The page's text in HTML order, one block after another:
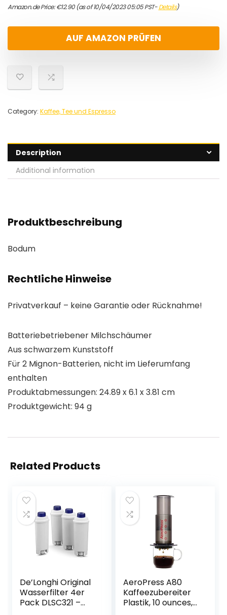
Amazon.de Price:€12.90(as of 10/04/2023 05:05 PST-Details)
AUF AMAZON PRÜFEN
Category: Kaffee, Tee und Espresso
Description
Additional information
Produktbeschreibung
Bodum
Rechtliche Hinweise
Privatverkauf – keine Garantie oder Rücknahme!
Batteriebetriebener Milchschäumer
Aus schwarzem Kunststoff
Für 2 Mignon-Batterien, nicht im Lieferumfang
enthalten
Produktabmessungen: 24.89 x 6.1 x 3.81 cm
Produktgewicht: 94 g
Related Products
De’Longhi Original
Wasserfilter 4er
Pack DLSC321 –
AeroPress A80
Kaffeezubereiter
Plastik, 10 ounces,